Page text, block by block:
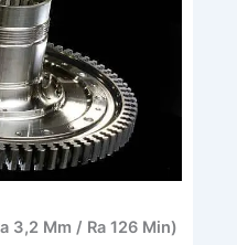
3,2 Μm / Ra 126 Μin)